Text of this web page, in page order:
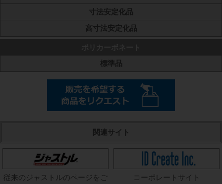
寸法安定化品
高寸法安定化品
標準品
関連サイト
従来のジャストルのページをご
コーポレートサイト